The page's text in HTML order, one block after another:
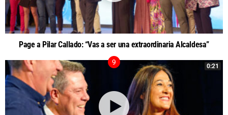
Page a Pilar Callado: “Vas a ser una extraordinaria Alcaldesa”
0:21